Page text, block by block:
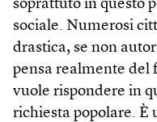
soprattuto in questo
sociale. Numerosi
drastica, se non
pensa realmente del
vuole rispondere in
richiesta popolare. È